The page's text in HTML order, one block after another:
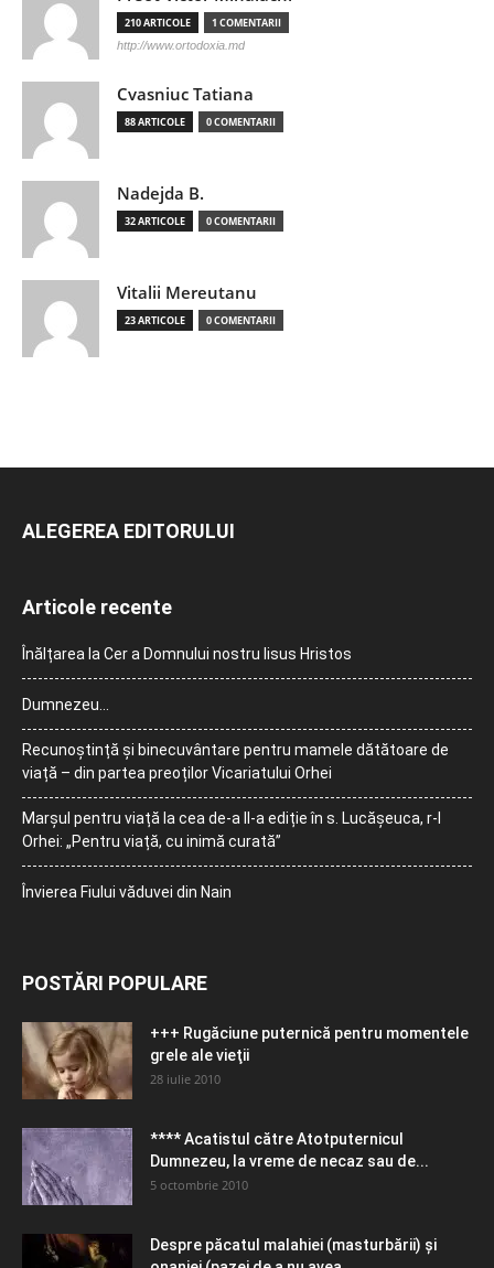
210 ARTICOLE 1 COMENTARII
http://www.ortodoxia.md
Cvasniuc Tatiana
88 ARTICOLE 0 COMENTARII
Nadejda B.
32 ARTICOLE 0 COMENTARII
Vitalii Mereutanu
23 ARTICOLE 0 COMENTARII
ALEGEREA EDITORULUI
Articole recente
Înălțarea la Cer a Domnului nostru Iisus Hristos
Dumnezeu…
Recunoștință și binecuvântare pentru mamele dătătoare de
viață – din partea preoților Vicariatului Orhei
Marșul pentru viață la cea de-a II-a ediție în s. Lucășeuca, r-l
Orhei: „Pentru viață, cu inimă curată”
Învierea Fiului văduvei din Nain
POSTĂRI POPULARE
+++ Rugăciune puternică pentru momentele
grele ale vieţii
28 iulie 2010
**** Acatistul către Atotputernicul
Dumnezeu, la vreme de necaz sau de...
5 octombrie 2010
Despre păcatul malahiei (masturbării) şi